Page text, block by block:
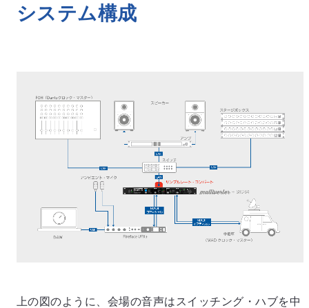
システム構成
上の図のように、会場の音声はスイッチング・ハブを中